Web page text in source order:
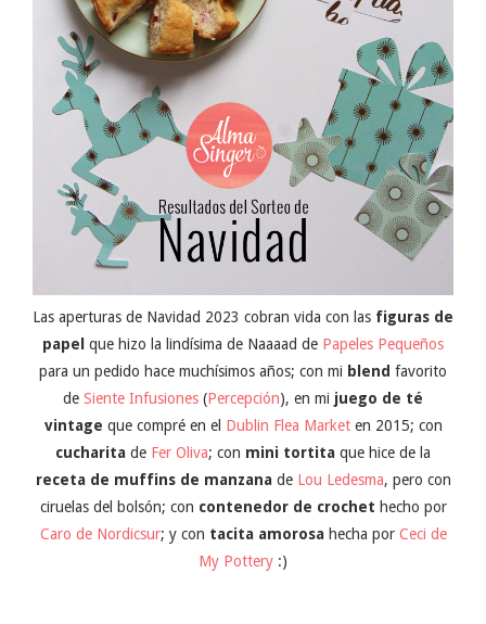
Las aperturas de Navidad 2023 cobran vida con las figuras de
papel que hizo la lindísima de Naaaad de Papeles Pequeños
para un pedido hace muchísimos años; con mi blend favorito
de Siente Infusiones (Percepción), en mi juego de té
vintage que compré en el Dublin Flea Marketen 2015; con
cucharita de Fer Oliva; con mini tortita que hice de la
receta de muffins de manzanade Lou Ledesma, pero con
ciruelas del bolsón; con contenedor de crochet hecho por
Caro de Nordicsur; y con tacita amorosahecha por Ceci de
My Pottery :)